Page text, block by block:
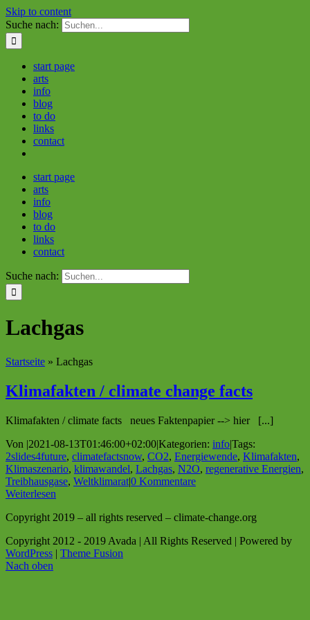
Skip to content
Suche nach:
start page
arts
info
blog
to do
links
contact
start page
arts
info
blog
to do
links
contact
Suche nach:
Lachgas
Startseite » Lachgas
Klimafakten / climate change facts
Klimafakten / climate facts neues Faktenpapier --> hier [...]
Von |2021-08-13T01:46:00+02:00|Kategorien: info|Tags:
2slides4future, climatefactsnow, CO2, Energiewende, Klimafakten,
Klimaszenario, klimawandel, Lachgas, N2O, regenerative Energien,
Treibhausgase, Weltklimarat|0 Kommentare
Weiterlesen
Copyright 2019 – all rights reserved – climate-change.org
Copyright 2012 - 2019 Avada | All Rights Reserved | Powered by
WordPress | Theme Fusion
Nach oben